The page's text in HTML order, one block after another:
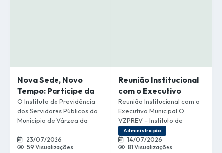
Nova Sede, Novo
Tempo: Participe da
Inauguração do
VZPREV
23/07/2026
59 Visualizações
O Instituto de Previdência
dos Servidores Públicos do
Município de Várzea da
de convidar servidores,
aposentados, pensionistas,
Reunião Institucional
com o Executivo
Municipal
14/07/2026
Administração
81 Visualizações
Reunião Institucional com o
Executivo Municipal O
VZPREV – Instituto de
Previdência dos Servidores
Públicos do Município de
Várzea da Palma realizou